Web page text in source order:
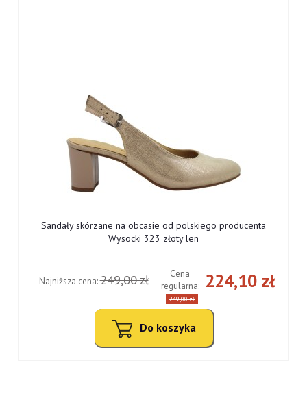
Sandały skórzane na obcasie od polskiego producenta
Wysocki 323 złoty len
224,10 zł
Cena
regularna:
249,00 zł
Najniższa cena:249,00 zł
Do koszyka